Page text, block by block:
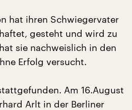
hat ihren Schwiegervater
gesteht und wird zu
sie nachweislich in den
Erfolg versucht.
Am 16.August
Arlt in der Berliner